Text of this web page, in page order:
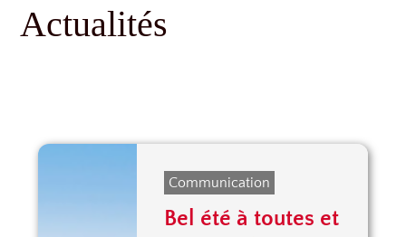
Actualités
Communication
Bel été à toutes et